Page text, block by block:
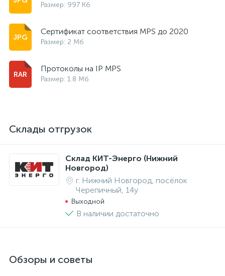
Размер: 997 Кб
Cертификат соответствия MPS до 2020
Размер: 2 Мб
Протоколы на IP MPS
Размер: 1.8 Мб
Склады отгрузок
Склад КИТ-Энерго (Нижний
Новгород)
г. Нижний Новгород, посёлок
Черепичный, 14у
Выходной
В наличии достаточно
Обзоры и советы